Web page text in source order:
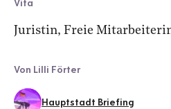
Vita
Juristin, Freie
Von Lilli Förter
Hauptstadt Briefing